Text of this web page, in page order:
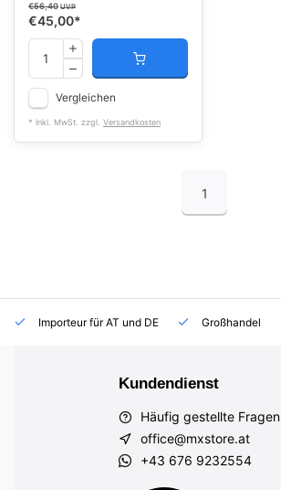
€56,40 UVP
€45,00*
Vergleichen
* Inkl. MwSt. zzgl. Versandkosten
1
Importeur für AT und DE Großhandel
Kundendienst
Häufig gestellte Fragen
office@mxstore.at
+43 676 9232554